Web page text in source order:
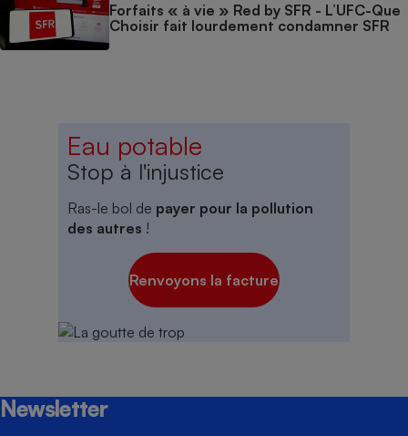
Forfaits « à vie » Red by SFR - L’UFC-Que
Choisir fait lourdement condamner SFR
Eau potable
Stop à l'injustice
Ras-le bol de payer pour la pollution
des autres !
Renvoyons la facture
Newsletter